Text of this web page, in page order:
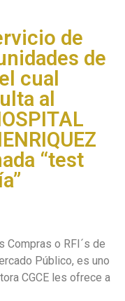
de
de
cual
al
“test
Compras o RFI´s de
Público, es uno
CGCE les ofrece a